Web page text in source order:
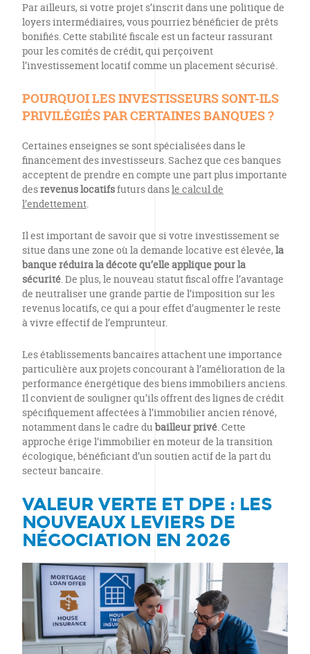
Par ailleurs, si votre projet s’inscrit dans une politique de
loyers intermédiaires, vous pourriez bénéficier de prêts
bonifiés. Cette stabilité fiscale est un facteur rassurant
pour les comités de crédit, qui perçoivent
l’investissement locatif comme un placement sécurisé.
POURQUOI LES INVESTISSEURS SONT-ILS
PRIVILÉGIÉS PAR CERTAINES BANQUES ?
Certaines enseignes se sont spécialisées dans le
financement des investisseurs. Sachez que ces banques
acceptent de prendre en compte une part plus importante
desrevenus locatifsfuturs dansle calcul de
l’endettement.
Il est important de savoir que si votre investissement se
situe dans une zone où la demande locative est élevée, la
banque réduira la décote qu’elle applique pour la
sécurité. De plus, le nouveau statut fiscal offre l’avantage
de neutraliser une grande partie de l’imposition sur les
revenus locatifs, ce qui a pour effet d’augmenter le reste
à vivre effectif de l’emprunteur.
Les établissements bancaires attachent une importance
particulière aux projets concourant à l’amélioration de la
performance énergétique des biens immobiliers anciens.
Il convient de souligner qu’ils offrent des lignes de crédit
spécifiquement affectées à l’immobilier ancien rénové,
notamment dans le cadre du bailleur privé. Cette
approche érige l’immobilier en moteur de la transition
écologique, bénéficiant d’un soutien actif de la part du
secteur bancaire.
VALEUR VERTE ET DPE : LES
NOUVEAUX LEVIERS DE
NÉGOCIATION EN 2026